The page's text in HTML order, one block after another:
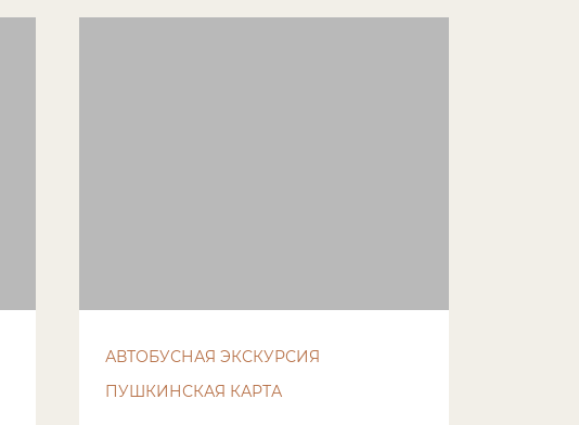
АВТОБУСНАЯ ЭКСКУРСИЯ
ПУШКИНСКАЯ КАРТА